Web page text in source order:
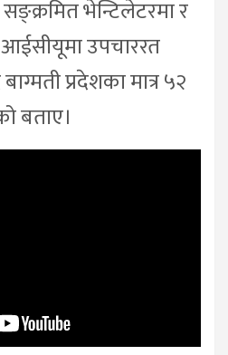
भेन्टिलेटरमा र
उपचाररत
प्रदेशका मात्र ५२
बताए।